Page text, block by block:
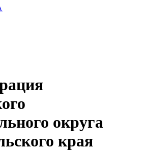
округа
края